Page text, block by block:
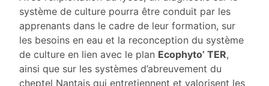
système de culture pourra être conduit par les
apprenants dans le cadre de leur formation, sur
les besoins en eau et la reconception du système
de culture en lien avec le plan Ecophyto’ TER,
ainsi que sur les systèmes d’abreuvement du
cheptel Nantais qui entretiennent et valorisent les